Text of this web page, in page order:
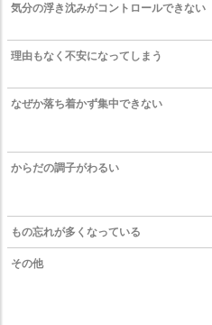
気分の浮き沈みがコントロールできない
理由もなく不安になってしまう
なぜか落ち着かず集中できない
からだの調子がわるい
もの忘れが多くなっている
その他